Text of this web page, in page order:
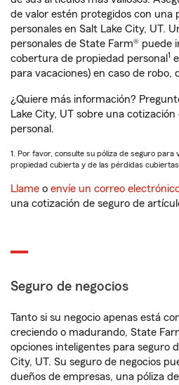
de valor estén protegidos con una
personales en Salt Lake City, UT.
personales de State Farm® puede
cobertura de propiedad personal 1
para vacaciones) en caso de robo,
¿Quiere más información?
Lake City, UT sobre una
personal.
1. Por favor, consulte su póliza de seguro para
propiedad cubierta y de las pérdidas cubiertas.
Llame o envíe un correo
una cotización de seguro de
Seguro de negocios
Tanto si su negocio apenas está
creciendo o madurando, State
opciones inteligentes para seguro
City, UT. Su seguro de negocios
dueños de empresas, una póliza